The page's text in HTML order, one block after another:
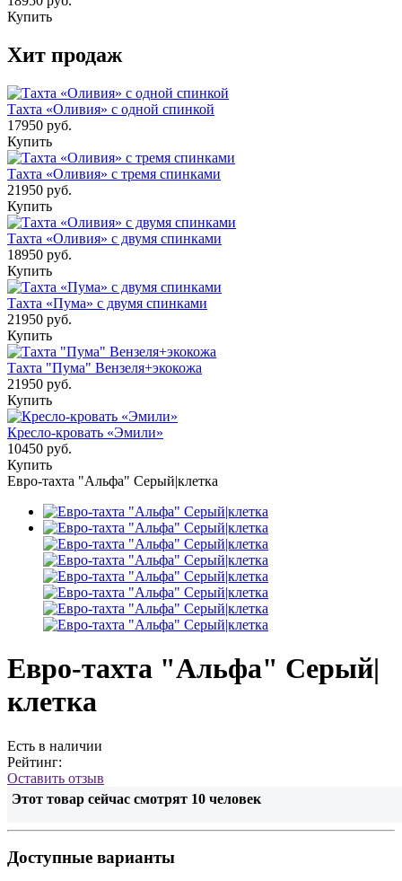
Купить
Хит продаж
Тахта «Оливия» с одной спинкой
17950 руб.
Купить
Тахта «Оливия» с тремя спинками
21950 руб.
Купить
Тахта «Оливия» с двумя спинками
18950 руб.
Купить
Тахта «Пума» с двумя спинками
21950 руб.
Купить
Тахта "Пума" Вензеля+экокожа
21950 руб.
Купить
Кресло-кровать «Эмили»
10450 руб.
Купить
Евро-тахта "Альфа" Серый|клетка
Евро-тахта "Альфа" Серый|
клетка
Есть в наличии
Рейтинг:
Оставить отзыв
Этот товар сейчас смотрят 10 человек
Доступные варианты